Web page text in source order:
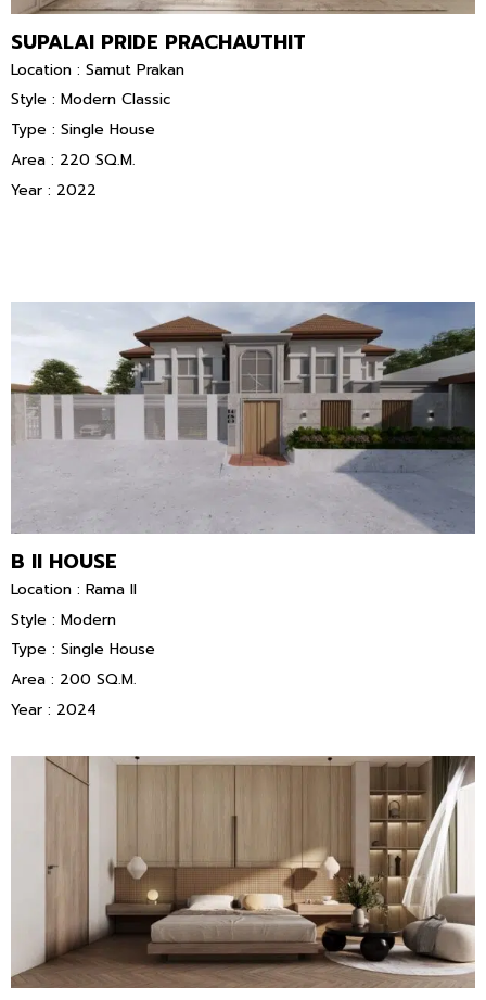
SUPALAI PRIDE PRACHAUTHIT
Location : Samut Prakan
Style : Modern Classic
Type : Single House
Area : 220 SQ.M.
Year : 2022
B II HOUSE
Location : Rama II
Style : Modern
Type : Single House
Area : 200 SQ.M.
Year : 2024